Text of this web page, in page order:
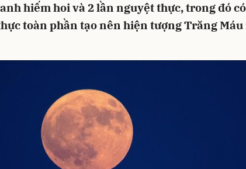
hiếm hoi và 2 lần nguyệt thực, trong đó
toàn phần tạo nên hiện tượng Trăng Máu